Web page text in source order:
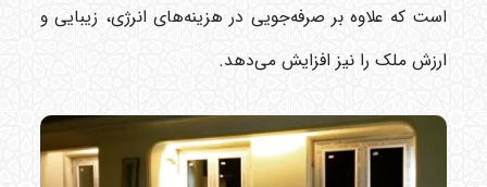
است که علاوه بر صرفه‌جویی در هزینه‌های انرژی، زیبایی و
ارزش ملک را نیز افزایش می‌دهد.